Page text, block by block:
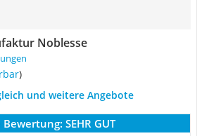
Noblesse
)
und weitere Angebote
Bewertung: SEHR GUT